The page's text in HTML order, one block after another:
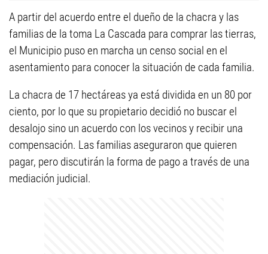
A partir del acuerdo entre el dueño de la chacra y las
familias de la toma La Cascada para comprar las tierras,
el Municipio puso en marcha un censo social en el
asentamiento para conocer la situación de cada familia.
La chacra de 17 hectáreas ya está dividida en un 80 por
ciento, por lo que su propietario decidió no buscar el
desalojo sino un acuerdo con los vecinos y recibir una
compensación. Las familias aseguraron que quieren
pagar, pero discutirán la forma de pago a través de una
mediación judicial.